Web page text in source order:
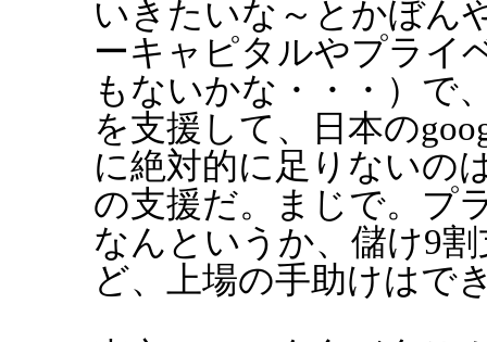
いきたいな～とかぼん
ーキャピタルやプライ
もないかな・・・）で
を支援して、日本の
に絶対的に足りないの
の支援だ。まじで。プ
なんというか、儲け9
ど、上場の手助けはで